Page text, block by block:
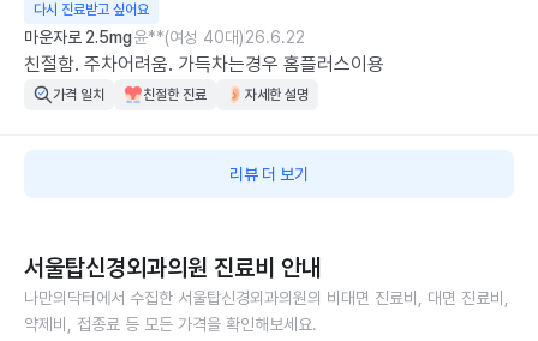
다시 진료받고 싶어요
마운자로 2.5mg윤**(여성 40대)26.6.22
친절함. 주차어려움. 가득차는경우 홈플러스이용
가격 일치 친절한 진료 자세한 설명
리뷰 더 보기
서울탑신경외과의원 진료비 안내
나만의닥터에서 수집한 서울탑신경외과의원의 비대면 진료비, 대면 진료비,
약제비, 접종료 등 모든 가격을 확인해보세요.